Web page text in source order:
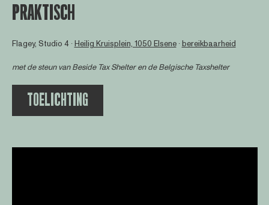
TOELICHTING
PRAKTISCH
Flagey, Studio 4 ∙Heilig Kruisplein, 1050 Elsene∙bereikbaarheid
met de steun vanBeside Tax Shelteren de Belgische Taxshelter